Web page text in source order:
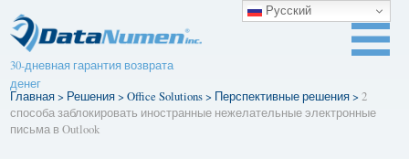
30-дневная гарантия возврата
денег
Главная> Решения>Office Solutions> Перспективные решения>2
способа заблокировать иностранные нежелательные электронные
письма в Outlook
Русский